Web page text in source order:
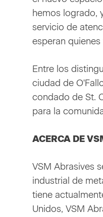
hemos logrado,
servicio de
esperan
Entre los
ciudad de
condado de St.
para la
ACERCA DE
VSM Abrasives
industrial de
tiene
Unidos, VSM